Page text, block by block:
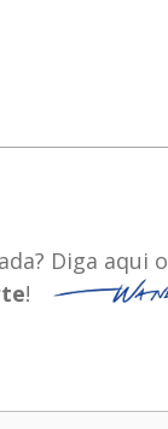
Diga aqui
!